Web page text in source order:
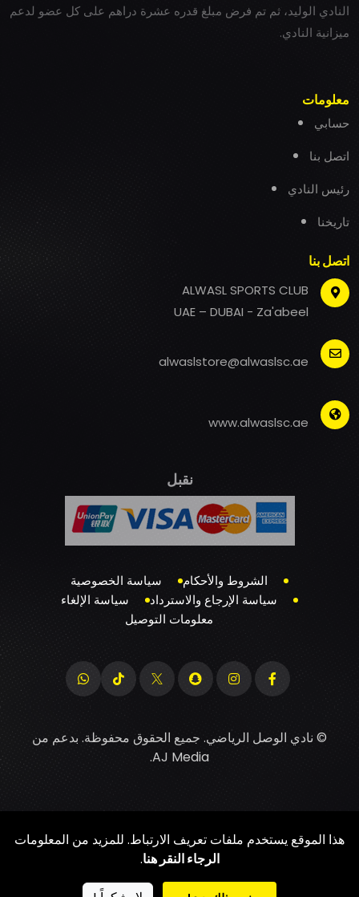
النادي الوليد، ثم تم فرض مبلغ قدره عشرة دراهم على كل عضو لدعم
ميزانية النادي.
معلومات
حسابي
اتصل بنا
رئيس النادي
تاريخنا
اتصل بنا
ALWASL SPORTS CLUB
UAE – DUBAI - Za'abeel
alwaslstore@alwaslsc.ae
www.alwaslsc.ae
نقبل
الشروط والأحكام
سياسة الخصوصية
سياسة الإرجاع والاسترداد
سياسة الإلغاء
معلومات التوصيل
© نادي الوصل الرياضي. جميع الحقوق محفوظة. بدعم من
AJ Media
.
هذا الموقع يستخدم ملفات تعريف الارتباط. للمزيد من المعلومات
الرجاء النقر هنا.